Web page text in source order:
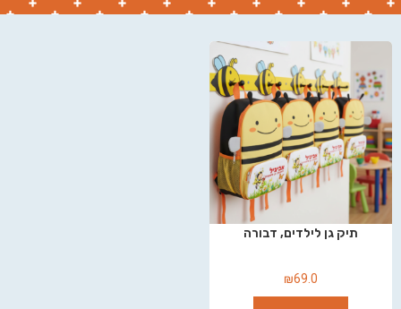
תיק גן לילדים, דבורה
₪69.0